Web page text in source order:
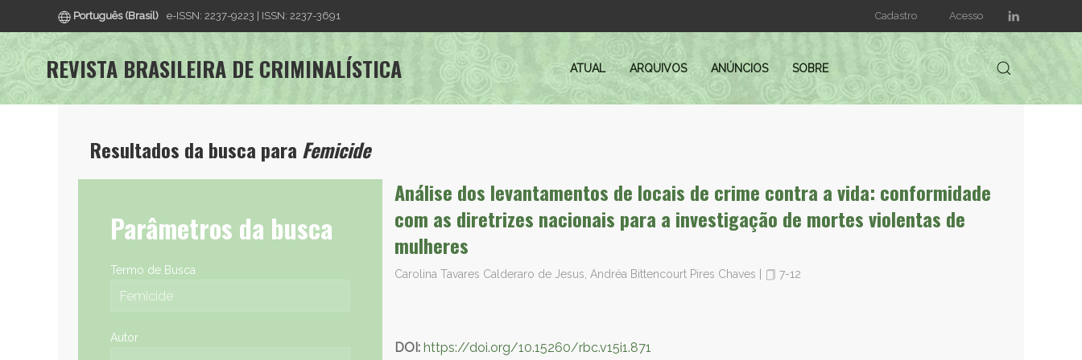
Português (Brasil) e-ISSN: 2237-9223 | ISSN: 2237-3691 Cadastro Acesso
REVISTA BRASILEIRA DE CRIMINALÍSTICA ATUAL ARQUIVOS ANÚNCIOS SOBRE
Resultados da busca para Femicide
Parâmetros da busca
Termo de Busca
Autor
Análise dos levantamentos de locais de crime contra a vida: conformidade
com as diretrizes nacionais para a investigação de mortes violentas de
mulheres
Carolina Tavares Calderaro de Jesus, Andréa Bittencourt Pires Chaves 7-12
DOI: https://doi.org/10.15260/rbc.v15i1.871